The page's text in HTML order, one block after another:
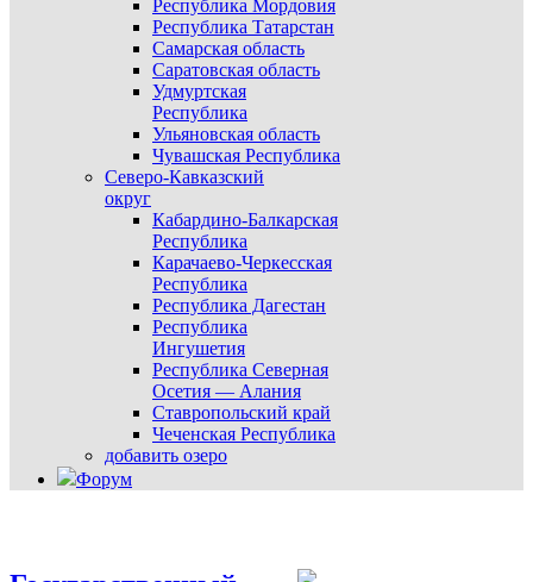
Республика Мордовия
Республика Татарстан
Самарская область
Саратовская область
Удмуртская
Республика
Ульяновская область
Чувашская Республика
Северо-Кавказский
округ
Кабардино-Балкарская
Республика
Карачаево-Черкесская
Республика
Республика Дагестан
Республика
Ингушетия
Республика Северная
Осетия — Алания
Ставропольский край
Чеченская Республика
добавить озеро
Форум